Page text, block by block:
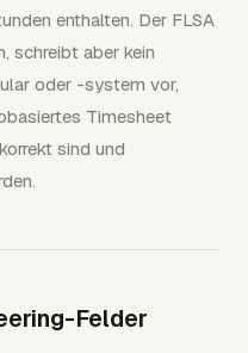
enthalten. Der FLSA
schreibt aber kein
oder -system vor,
Timesheet
sind und
Felder